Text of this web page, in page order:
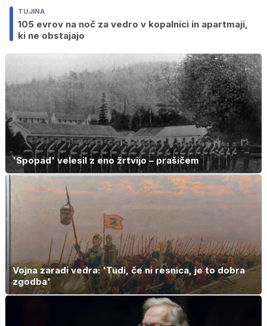
TUJINA
105 evrov na noč za vedro v kopalnici in apartmaji,
ki ne obstajajo
'Spopad' velesil z eno žrtvijo – prašičem
Vojna zaradi vedra: 'Tudi, če ni resnica, je to dobra
zgodba'